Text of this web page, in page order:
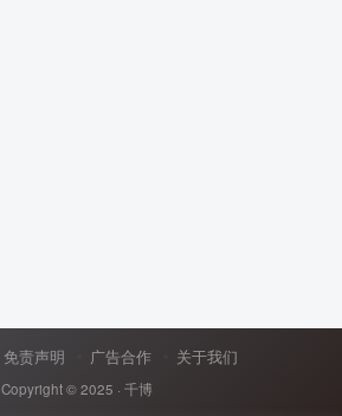
免责声明 广告合作 关于我们
Copyright © 2025 · 千博